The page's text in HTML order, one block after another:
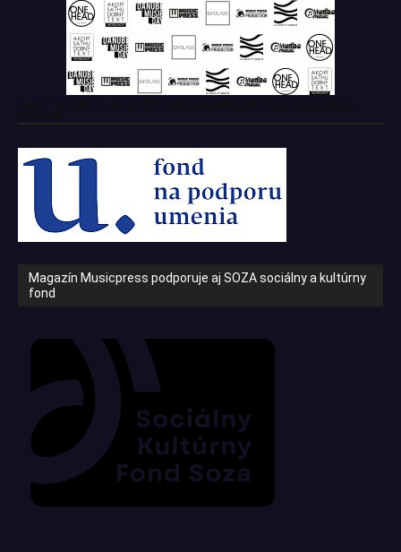
Magazín Musicpress podporuje aj SOZA sociálny a kultúrny
fond